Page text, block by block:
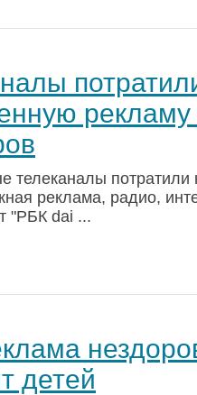
телеканалы потратили
реклама, радио,
"РБК dai ...
детей